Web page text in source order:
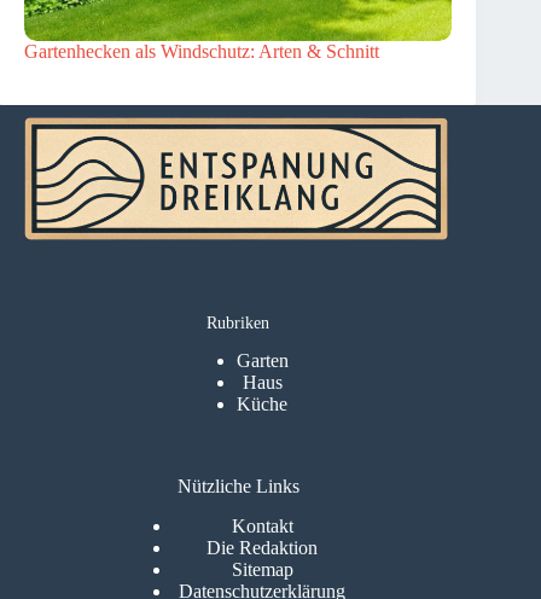
Gartenhecken als Windschutz: Arten & Schnitt
Rubriken
Garten
Haus
Küche
Nützliche Links
Kontakt
Die Redaktion
Sitemap
Datenschutzerklärung